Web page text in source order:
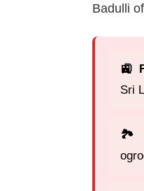
Badulli
🚉
Sri
🏞️